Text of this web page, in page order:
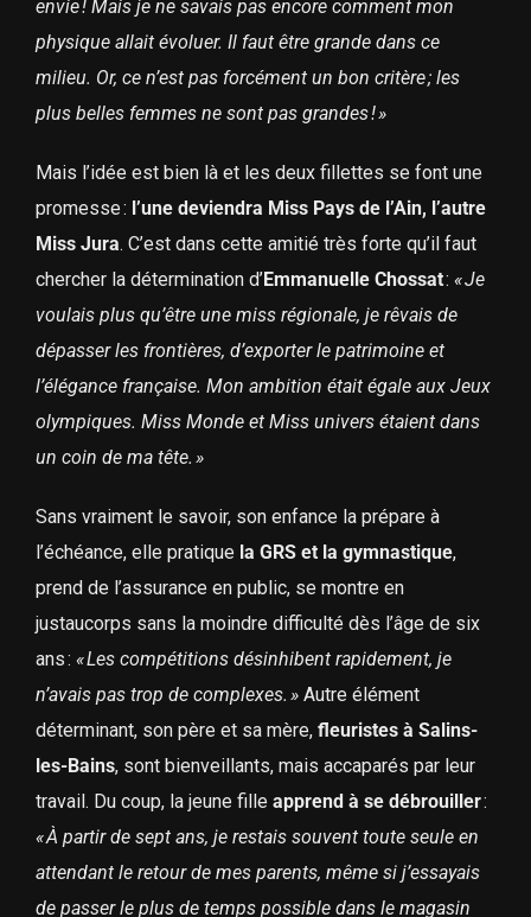
envie ! Mais je ne savais pas encore comment mon
physique allait évoluer. Il faut être grande dans ce
milieu. Or, ce n’est pas forcément un bon critère ; les
plus belles femmes ne sont pas grandes ! »
Mais l’idée est bien là et les deux fillettes se font une
promesse : l’une deviendra Miss Pays de l’Ain, l’autre
Miss Jura. C’est dans cette amitié très forte qu’il faut
chercher la détermination d’Emmanuelle Chossat: « Je
voulais plus qu’être une miss régionale, je rêvais de
dépasser les frontières, d’exporter le patrimoine et
l’élégance française. Mon ambition était égale aux Jeux
olympiques. Miss Monde et Miss univers étaient dans
un coin de ma tête. »
Sans vraiment le savoir, son enfance la prépare à
l’échéance, elle pratiquela GRS et la gymnastique,
prend de l’assurance en public, se montre en
justaucorps sans la moindre difficulté dès l’âge de six
ans : « Les compétitions désinhibent rapidement, je
n’avais pas trop de complexes. »Autre élément
déterminant, son père et sa mère,fleuristes à Salins-
les-Bains, sont bienveillants, mais accaparés par leur
travail. Du coup, la jeune fille apprend à se débrouiller:
« À partir de sept ans, je restais souvent toute seule en
attendant le retour de mes parents, même si j’essayais
de passer le plus de temps possible dans le magasin